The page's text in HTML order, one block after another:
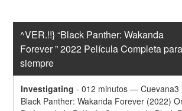
^VER.!!} “Black Panther: Wakanda
Forever ” 2022 Película Completa para
siempre
Investigating -012 minutos — Cuevana3
Black Panther: Wakanda Forever (2022)